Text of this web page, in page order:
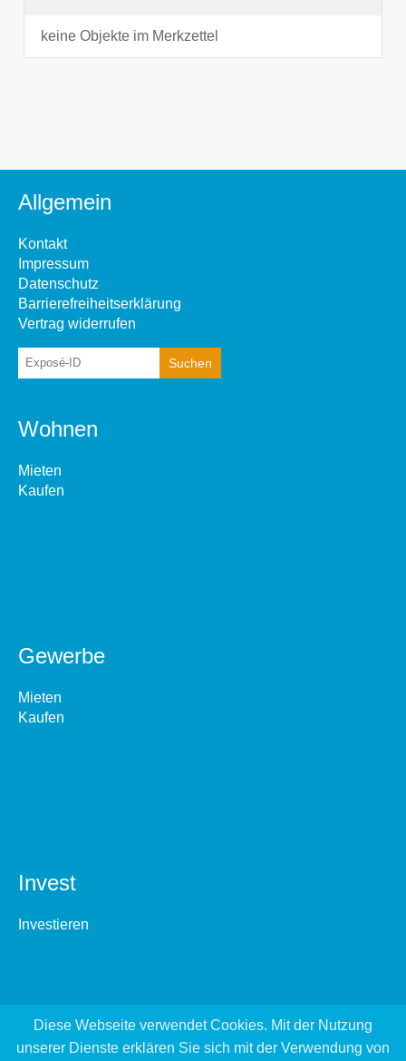
keine Objekte im Merkzettel
Allgemein
Kontakt
Impressum
Datenschutz
Barrierefreiheitserklärung
Vertrag widerrufen
Wohnen
Mieten
Kaufen
Gewerbe
Mieten
Kaufen
Invest
Investieren
Diese Webseite verwendet Cookies. Mit der Nutzung
unserer Dienste erklären Sie sich mit der Verwendung von